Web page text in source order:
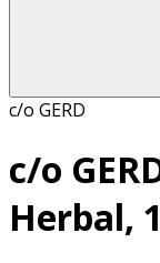
c/o GERD
c/o
Herbal,